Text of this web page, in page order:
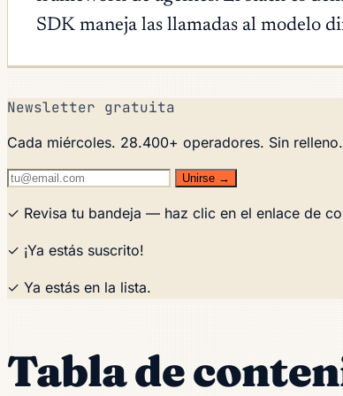
SDK maneja las llamadas al modelo
Newsletter gratuita
Cada miércoles. 28.400+ operadores. Sin relleno.
Unirse →
✓ Revisa tu bandeja — haz clic en el enlace de
✓ ¡Ya estás suscrito!
✓ Ya estás en la lista.
Tabla de